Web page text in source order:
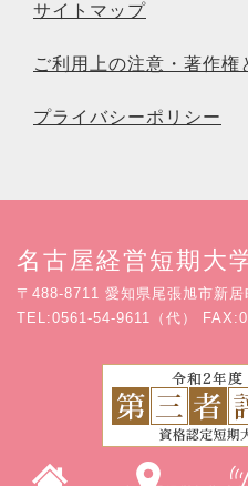
サイトマップ
ご利用上の注意・著作権
プライバシーポリシー
名古屋経営短期大
〒488-8711 愛知県尾張旭市新
TEL:0561-54-9611（代）